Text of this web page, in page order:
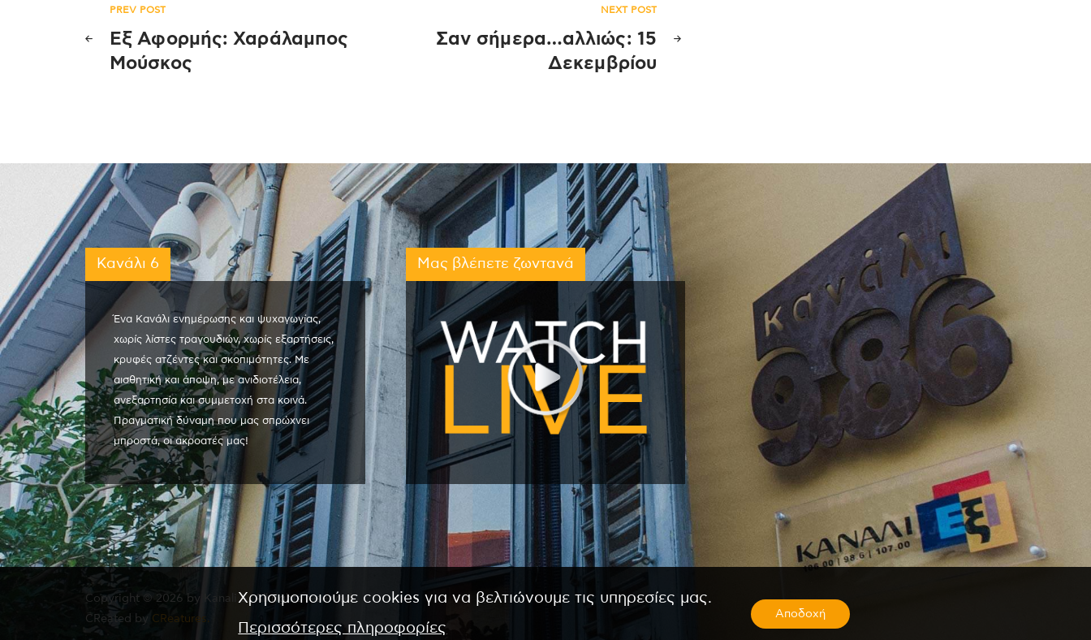
Πλοήγηση
άρθρων
PREV POST
Εξ Αφορμής: Χαράλαμπος
Μούσκος
NEXT POST
Σαν σήμερα…αλλιώς: 15
Δεκεμβρίου
Κανάλι 6
Ένα Κανάλι ενημέρωσης και ψυχαγωγίας,
χωρίς λίστες τραγουδιών, χωρίς εξαρτήσεις,
κρυφές ατζέντες και σκοπιμότητες. Με
αισθητική και άποψη, με ανιδιοτέλεια,
ανεξαρτησία και συμμετοχή στα κοινά.
Πραγματική δύναμη που μας σπρώχνει
μπροστά, οι ακροατές μας!
Μας βλέπετε ζωντανά
Copyright © 2026 by Kanali 6. All rights reserved.
CReated by CReatures.
Χρησιμοποιούμε cookies για να βελτιώνουμε τις υπηρεσίες μας.
Περισσότερες πληροφορίες
Αποδοχή